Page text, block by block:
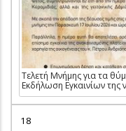
Τελετή Μνήμης για τα
Εκδήλωση Εγκαινίων της
18